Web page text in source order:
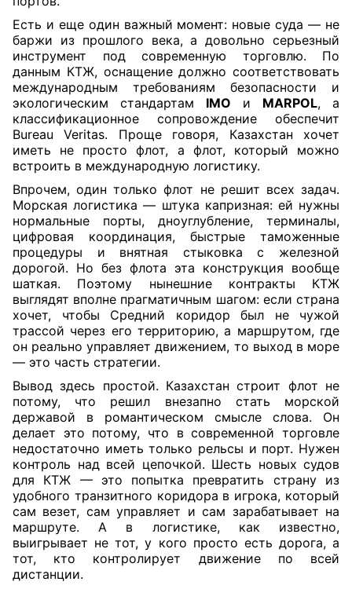
Есть и еще один важный момент: новые суда — не
баржи из прошлого века, а довольно серьезный
инструмент под современную торговлю. По
данным КТЖ, оснащение должно соответствовать
международным требованиям безопасности и
экологическим стандартам IMO и MARPOL, а
классификационное сопровождение обеспечит
Bureau Veritas. Проще говоря, Казахстан хочет
иметь не просто флот, а флот, который можно
встроить в международную логистику.
Впрочем, один только флот не решит всех задач.
Морская логистика — штука капризная: ей нужны
нормальные порты, дноуглубление, терминалы,
цифровая координация, быстрые таможенные
процедуры и внятная стыковка с железной
дорогой. Но без флота эта конструкция вообще
шаткая. Поэтому нынешние контракты КТЖ
выглядят вполне прагматичным шагом: если страна
хочет, чтобы Средний коридор был не чужой
трассой через его территорию, а маршрутом, где
он реально управляет движением, то выход в море
— это часть стратегии.
Вывод здесь простой. Казахстан строит флот не
потому, что решил внезапно стать морской
державой в романтическом смысле слова. Он
делает это потому, что в современной торговле
недостаточно иметь только рельсы и порт. Нужен
контроль над всей цепочкой. Шесть новых судов
для КТЖ — это попытка превратить страну из
удобного транзитного коридора в игрока, который
сам везет, сам управляет и сам зарабатывает на
маршруте. А в логистике, как известно,
выигрывает не тот, у кого просто есть дорога, а
тот, кто контролирует движение по всей
дистанции.